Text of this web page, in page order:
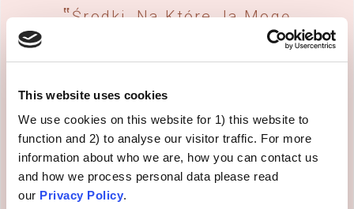
This website uses cookies
We use cookies on this website for 1) this website to
function and 2) to analyse our visitor traffic. For more
information about who we are, how you can contact us
and how we process personal data please read
our Privacy Policy.
Środki, Na Które Ja Mogę
Kwarantanna, Dystans
Stosować Również Inni
Wyświetl